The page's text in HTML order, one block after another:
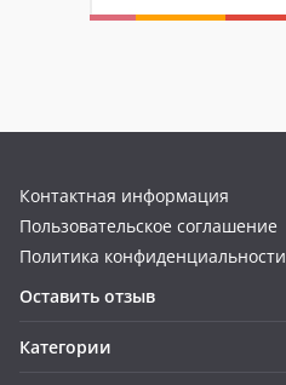
Контактная информация
Пользовательское соглашение
Политика конфиденциальности
Оставить отзыв
Категории